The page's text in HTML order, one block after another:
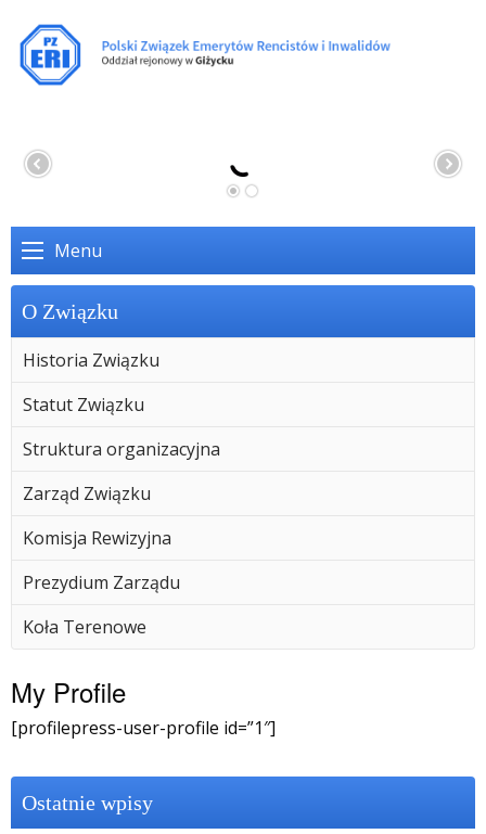
Menu
O Związku
Historia Związku
Statut Związku
Struktura organizacyjna
Zarząd Związku
Komisja Rewizyjna
Prezydium Zarządu
Koła Terenowe
My Profile
[profilepress-user-profile id=”1″]
Ostatnie wpisy